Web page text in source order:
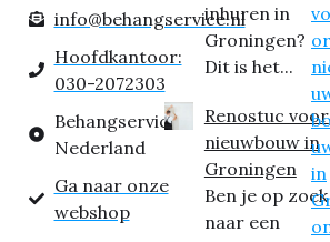
info@behangservice.nl
Hoofdkantoor:
030-2072303
Behangservice
Nederland
Ga naar onze
webshop
inhuren in
Groningen?
Dit is het...
Renostuc voor
nieuwbouw in
Groningen
Ben je op zoek
naar een